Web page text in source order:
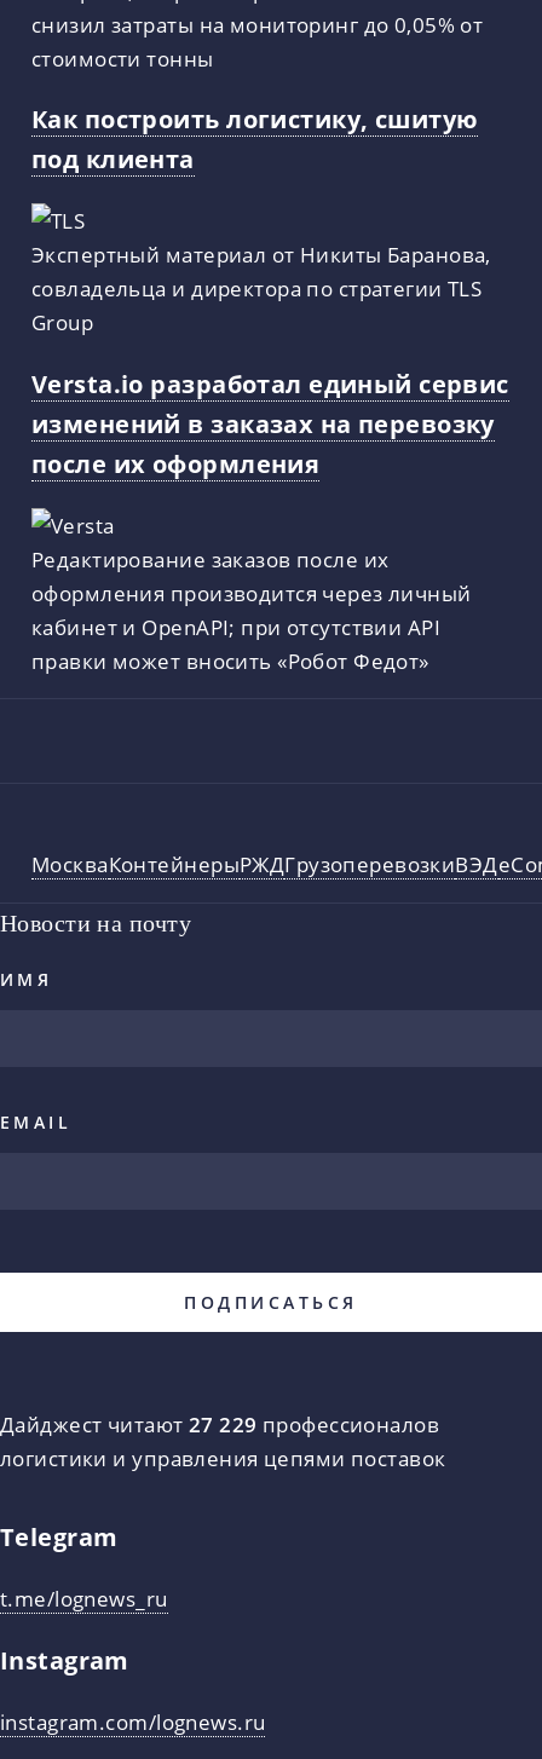
снизил затраты на мониторинг до 0,05% от
стоимости тонны
Как построить логистику, сшитую
под клиента
Экспертный материал от Никиты Баранова,
совладельца и директора по стратегии TLS
Group
Versta.io разработал единый сервис
изменений в заказах на перевозку
после их оформления
Редактирование заказов после их
оформления производится через личный
кабинет и OpenAPI; при отсутствии API
правки может вносить «Робот Федот»
МоскваКонтейнерыРЖДГрузоперевозкиВЭД
Новости на почту
ИМЯ
EMAIL
Дайджест читают 27 229 профессионалов
логистики и управления цепями поставок
Telegram
t.me/lognews_ru
Instagram
instagram.com/lognews.ru